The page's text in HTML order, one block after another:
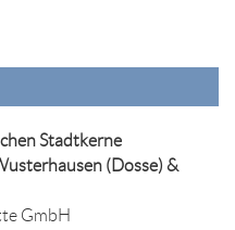
Stadtkerne
(Dosse) &
GmbH